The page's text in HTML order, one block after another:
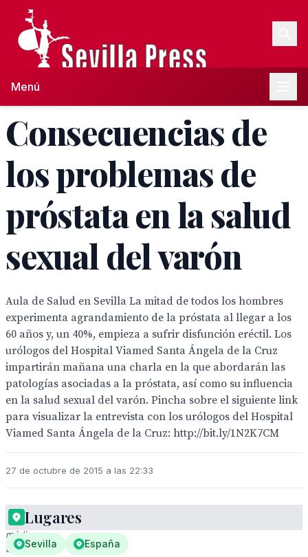
Menú
Consecuencias de
los problemas de
próstata en la salud
sexual del varón
Aula de Salud en Sevilla La mitad de todos los hombres
experimenta agrandamiento de la próstata al llegar a los
60 años y, un 40%, empieza a sufrir disfunción eréctil. Los
urólogos del Hospital Viamed Santa Ángela de la Cruz
impartirán mañana una charla en la que abordarán las
patologías asociadas a la próstata, así como su influencia
en la salud sexual del varón. Pincha sobre el siguiente link
para visualizar la entrevista con los urólogos del Hospital
Viamed Santa Ángela de la Cruz: http://bit.ly/1N2K7CM
27 de octubre de 2015 a las 22:33
Cuatro
médicos
en
Lugares
Sevilla España